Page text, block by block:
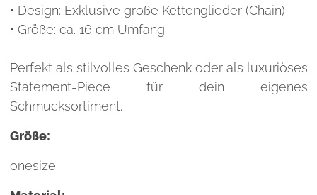
• Design: Exklusive große Kettenglieder (Chain)
• Größe: ca. 16 cm Umfang
Perfekt als stilvolles Geschenk oder als luxuriöses
Statement-Piece für dein eigenes
Schmucksortiment.
Größe:
onesize